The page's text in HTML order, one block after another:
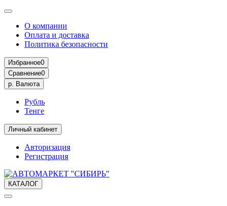
О компании
Оплата и доставка
Политика безопасности
Избранное0
Сравнение0
р. Валюта
Рубль
Тенге
Личный кабинет
Авторизация
Регистрация
КАТАЛОГ